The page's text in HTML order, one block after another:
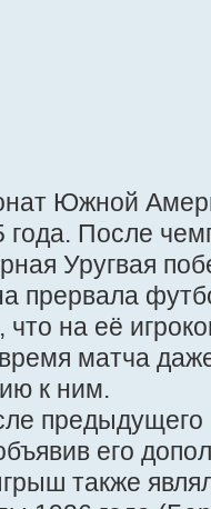
Южной
года. После
Уругвая
прервала
что на её
матча
к ним.
его
также